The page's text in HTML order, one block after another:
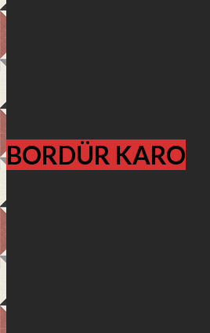
BORDÜR KARO